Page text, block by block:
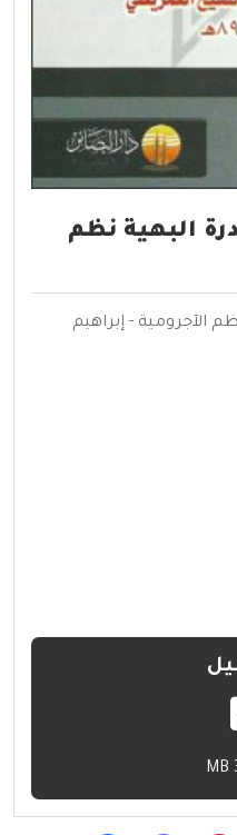
البهية نظم
الآجرومية - إبراهيم